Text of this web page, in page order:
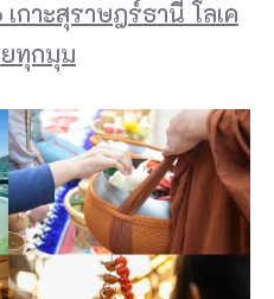
กาะสุราษฎร์ธานี โลเค
ทุกมุม